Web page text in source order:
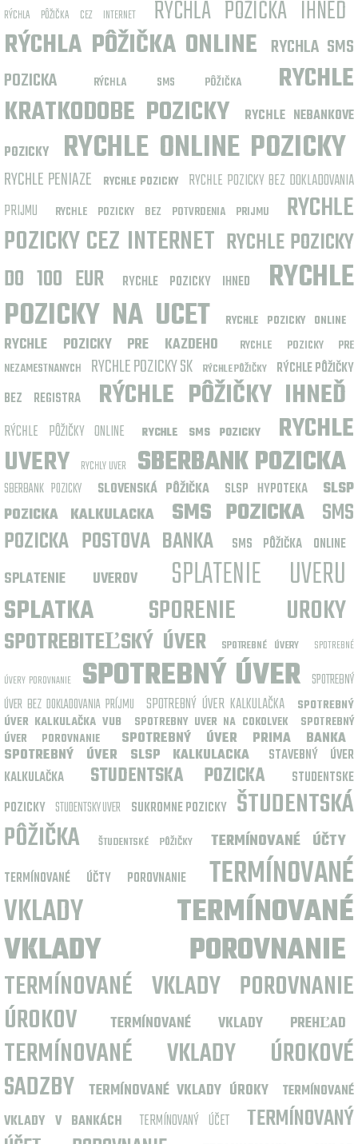
RÝCHLA PÔŽIČKA CEZ INTERNET
RÝCHLA PÔŽIČKA IHNEĎ
RÝCHLA PÔŽIČKA ONLINE RYCHLA SMS
POZICKA
RÝCHLA SMS PÔŽIČKA
RYCHLE
KRATKODOBE POZICKY
RYCHLE NEBANKOVE
POZICKY
RYCHLE ONLINE POZICKY
RYCHLE PENIAZE RYCHLE POZICKY
RYCHLE POZICKY BEZ DOKLADOVANIA
PRIJMU
RYCHLE POZICKY BEZ POTVRDENIA PRIJMU
RYCHLE
POZICKY CEZ INTERNET RYCHLE POZICKY
DO 100 EUR
RYCHLE POZICKY IHNED
RYCHLE
POZICKY NA UCET
RYCHLE POZICKY ONLINE
RYCHLE POZICKY PRE KAZDEHO
RYCHLE POZICKY PRE
NEZAMESTNANYCH
RYCHLE POZICKY SK RÝCHLE PÔŽIČKY
RÝCHLE PÔŽIČKY
BEZ REGISTRA
RÝCHLE PÔŽIČKY IHNEĎ
RÝCHLE PÔŽIČKY ONLINE RYCHLE SMS POZICKY
RYCHLE
UVERY
RYCHLY UVER SBERBANK POZICKA
SBERBANK POZICKY SLOVENSKÁ PÔŽIČKA SLSP HYPOTEKA
SLSP
POZICKA KALKULACKA
SMS POZICKA SMS
POZICKA POSTOVA BANKA
SMS PÔŽIČKA ONLINE
SPLATENIE UVEROV SPLATENIE UVERU
SPLATKA SPORENIE UROKY
SPOTREBITEĽSKÝ ÚVER SPOTREBNÉ ÚVERY SPOTREBNÉ
ÚVERY POROVNANIE SPOTREBNÝ ÚVER SPOTREBNÝ
ÚVER BEZ DOKLADOVANIA PRÍJMU
SPOTREBNÝ ÚVER KALKULAČKA
SPOTREBNÝ
ÚVER KALKULAČKA VUB
SPOTREBNY UVER NA COKOLVEK
SPOTREBNÝ
ÚVER POROVNANIE
SPOTREBNÝ ÚVER PRIMA BANKA
SPOTREBNÝ ÚVER SLSP KALKULACKA
STAVEBNÝ ÚVER
KALKULAČKA
STUDENTSKA POZICKA
STUDENTSKE
POZICKY STUDENTSKY UVER SUKROMNE POZICKY ŠTUDENTSKÁ
PÔŽIČKA
ŠTUDENTSKÉ PÔŽIČKY TERMÍNOVANÉ ÚČTY
TERMÍNOVANÉ ÚČTY POROVNANIE
TERMÍNOVANÉ
VKLADY
TERMÍNOVANÉ
VKLADY POROVNANIE
TERMÍNOVANÉ VKLADY POROVNANIE
ÚROKOV
TERMÍNOVANÉ VKLADY PREHĽAD
TERMÍNOVANÉ VKLADY ÚROKOVÉ
SADZBY
TERMÍNOVANÉ VKLADY ÚROKY
TERMÍNOVANÉ
VKLADY V BANKÁCH
TERMÍNOVANÝ ÚČET
TERMÍNOVANÝ